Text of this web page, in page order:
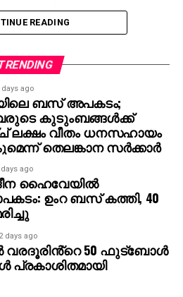
അപകടം.
ബസ് തല്‍ക്ഷണം
READING
days ago
ബസ് അപകടം;
കുടുംബങ്ങള്‍ക്ക്
വീതം ധനസഹായം
തെലങ്കാന സര്‍ക്കാര്‍
days ago
ഹൈവേയില്‍
ഉംറ ബസ് കത്തി, 40
2 days ago
വരദൂരിൻ്റെ 50 ഫുട്ബോൾ
പ്രകാശിതമായി